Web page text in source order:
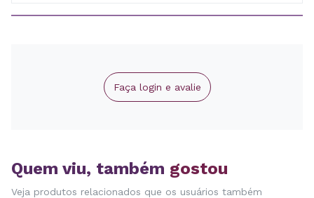
Faça login e avalie
Quem viu, também gostou
Veja produtos relacionados que os usuários também